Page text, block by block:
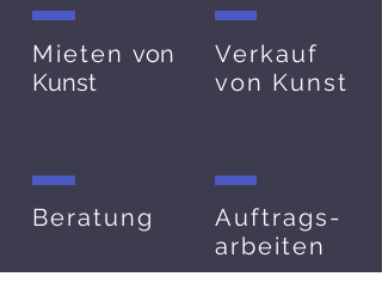
Mieten von
Kunst
Beratung
Verkauf
von Kunst
Auftrags-
arbeiten